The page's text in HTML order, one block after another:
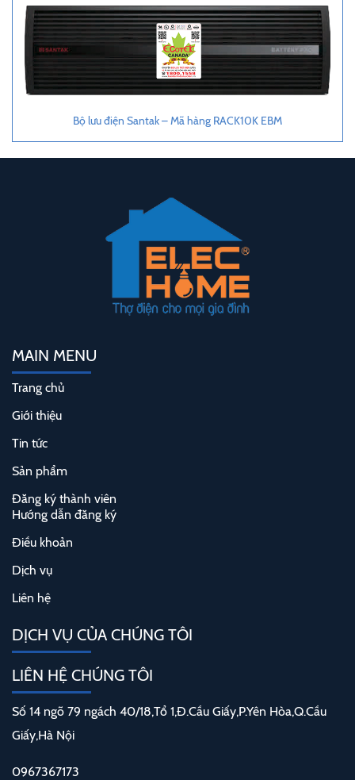
Bộ lưu điện Santak – Mã hàng RACK10K EBM
MAIN MENU
Trang chủ
Giới thiệu
Tin tức
Sản phẩm
Đăng ký thành viên
Hướng dẫn đăng ký
Điều khoản
Dịch vụ
Liên hệ
DỊCH VỤ CỦA CHÚNG TÔI
LIÊN HỆ CHÚNG TÔI
Số 14 ngõ 79 ngách 40/18,Tổ 1,Đ.Cầu Giấy,P.Yên Hòa,Q.Cầu
Giấy,Hà Nội
0967367173